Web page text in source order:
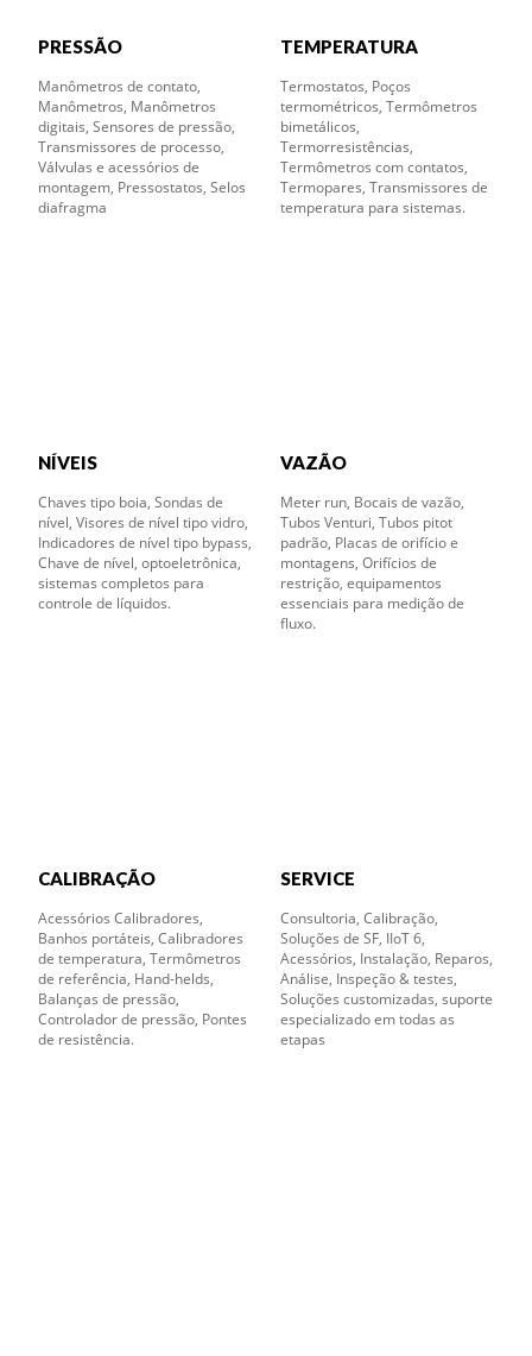
PRESSÃO
Manômetros de contato,
Manômetros, Manômetros
digitais, Sensores de pressão,
Transmissores de processo,
Válvulas e acessórios de
montagem, Pressostatos, Selos
diafragma
TEMPERATURA
Termostatos, Poços
termométricos, Termômetros
bimetálicos,
Termorresistências,
Termômetros com contatos,
Termopares, Transmissores de
temperatura para sistemas.
NÍVEIS
Chaves tipo boia, Sondas de
nível, Visores de nível tipo vidro,
Indicadores de nível tipo bypass,
Chave de nível, optoeletrônica,
sistemas completos para
controle de líquidos.
VAZÃO
Meter run, Bocais de vazão,
Tubos Venturi, Tubos pitot
padrão, Placas de orifício e
montagens, Orifícios de
restrição, equipamentos
essenciais para medição de
fluxo.
CALIBRAÇÃO
Acessórios Calibradores,
Banhos portáteis, Calibradores
de temperatura, Termômetros
de referência, Hand-helds,
Balanças de pressão,
Controlador de pressão, Pontes
de resistência.
SERVICE
Consultoria, Calibração,
Soluções de SF, IIoT 6,
Acessórios, Instalação, Reparos,
Análise, Inspeção & testes,
Soluções customizadas, suporte
especializado em todas as
etapas